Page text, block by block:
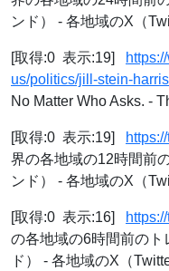
ンド） - 各地域のX（
[取得:0 表示:19]
us/politics/jill-stein-
No Matter Who Asks. -
[取得:0 表示:19]
界の各地域の12時間前
ンド） - 各地域のX（
[取得:0 表示:16]
の各地域の6時間前のト
ド） - 各地域のX（